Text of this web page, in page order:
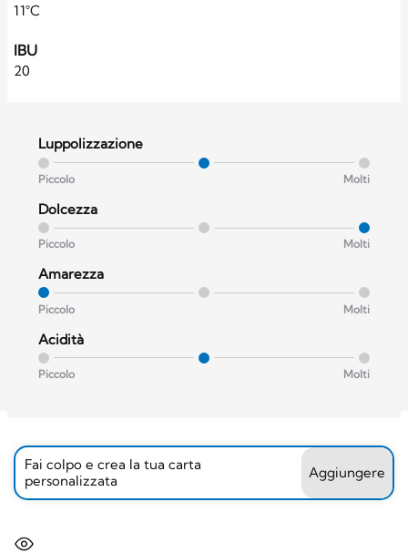
11°C
IBU
20
Luppolizzazione
Piccolo Molti
Dolcezza
Piccolo Molti
Amarezza
Piccolo Molti
Acidità
Piccolo Molti
Fai colpo e crea la tua carta
personalizzata
Aggiungere